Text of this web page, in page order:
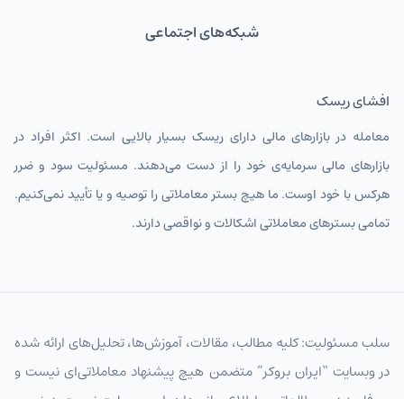
شبکه‌های اجتماعی
افشای ریسک
معامله در بازارهای مالی دارای ریسک بسیار بالایی است. اکثر افراد در
بازارهای مالی سرمایه‌ی خود را از دست می‌دهند. مسئولیت سود و ضرر
هرکس با خود اوست. ما هیچ بستر معاملاتی را توصیه و یا تأیید نمی‌کنیم.
تمامی بسترهای معاملاتی اشکالات و نواقصی دارند.
سلب مسئولیت: کلیه مطالب، مقالات، آموزش‌ها، تحلیل‌های ارائه شده
در وبسایت “ایران بروکر” متضمن هیچ پیشنهاد معاملاتی‌ای نیست و